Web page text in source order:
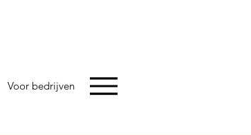
Voor bedrijven